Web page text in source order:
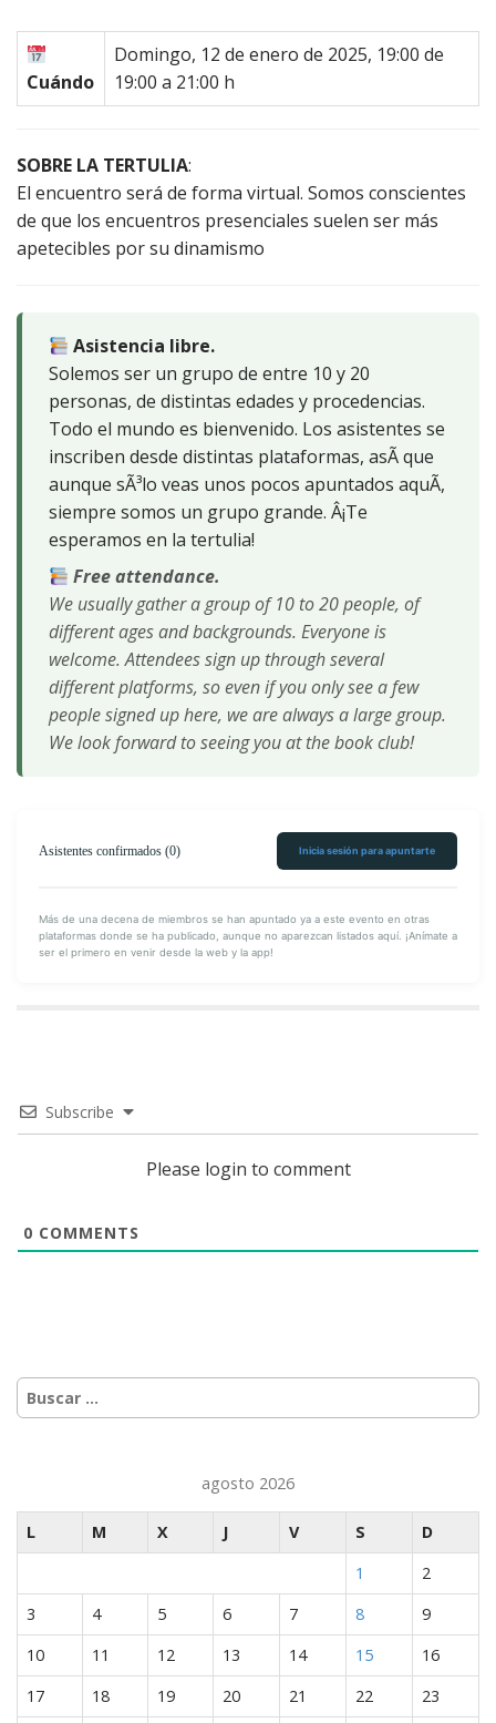
Cuándo
Domingo, 12 de enero de 2025, 19:00 de
19:00 a 21:00 h
SOBRE LA TERTULIA:
El encuentro será de forma virtual. Somos conscientes
de que los encuentros presenciales suelen ser más
apetecibles por su dinamismo
Asistencia libre.
Solemos ser un grupo de entre 10 y 20
personas, de distintas edades y procedencias.
Todo el mundo es bienvenido. Los asistentes se
inscriben desde distintas plataformas, asÃ­ que
aunque sÃ³lo veas unos pocos apuntados aquÃ­,
siempre somos un grupo grande. Â¡Te
esperamos en la tertulia!
Free attendance.
We usually gather a group of 10 to 20 people, of
different ages and backgrounds. Everyone is
welcome. Attendees sign up through several
different platforms, so even if you only see a few
people signed up here, we are always a large group.
We look forward to seeing you at the book club!
Asistentes confirmados (0) Inicia sesión para apuntarte
Más de una decena de miembros se han apuntado ya a este evento en otras
plataformas donde se ha publicado, aunque no aparezcan listados aquí. ¡Anímate a
ser el primero en venir desde la web y la app!
Subscribe
Please login to comment
0 COMMENTS
Buscar:
agosto 2026
L M X J V S
D
1
2
3
4 5 6 7 8
9
10
11 12 13 14 15
16
17
18 19 20 21 22
23